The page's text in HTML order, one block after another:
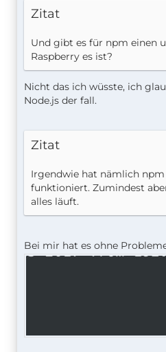
Zitat
Und gibt es für npm einen
Raspberry es ist?
Nicht das ich wüsste, ich
Node.js der fall.
Zitat
Irgendwie hat nämlich
funktioniert. Zumindest
alles läuft.
Bei mir hat es ohne